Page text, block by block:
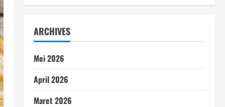
ARCHIVES
Mei 2026
April 2026
Maret 2026